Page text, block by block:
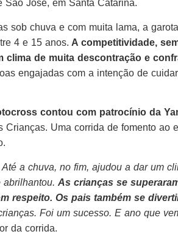
São José, em Santa Catarina.
sob chuva e com muita lama, a
4 e 15 anos. A competitividade,
clima de muita descontração e
engajadas com a intenção de
contou com patrocínio da
Crianças. Uma corrida de fomento ao
a chuva, no fim, ajudou a dar um
abrilhantou. As crianças se
respeito. Os pais também se
Foi um sucesso. E ano que
da corrida.